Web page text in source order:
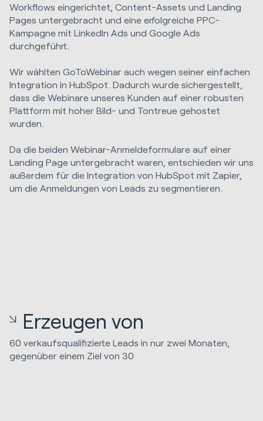
Workflows eingerichtet, Content-Assets und Landing
Pages untergebracht und eine erfolgreiche PPC-
Kampagne mit LinkedIn Ads und Google Ads
durchgeführt.
Wir wählten GoToWebinar auch wegen seiner einfachen
Integration in HubSpot. Dadurch wurde sichergestellt,
dass die Webinare unseres Kunden auf einer robusten
Plattform mit hoher Bild- und Tontreue gehostet
wurden.
Da die beiden Webinar-Anmeldeformulare auf einer
Landing Page untergebracht waren, entschieden wir uns
außerdem für die Integration von HubSpot mit Zapier,
um die Anmeldungen von Leads zu segmentieren.
Erzeugen von
60 verkaufsqualifizierte Leads in nur zwei Monaten,
gegenüber einem Ziel von 30